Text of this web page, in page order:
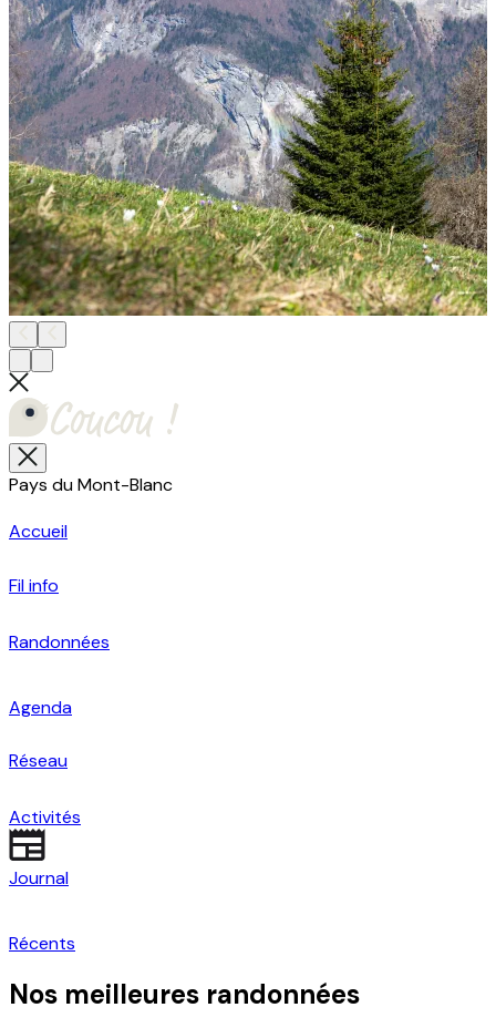
Pays du Mont-Blanc
Accueil
Fil info
Randonnées
Agenda
Réseau
Activités
Journal
Récents
Nos meilleures randonnées